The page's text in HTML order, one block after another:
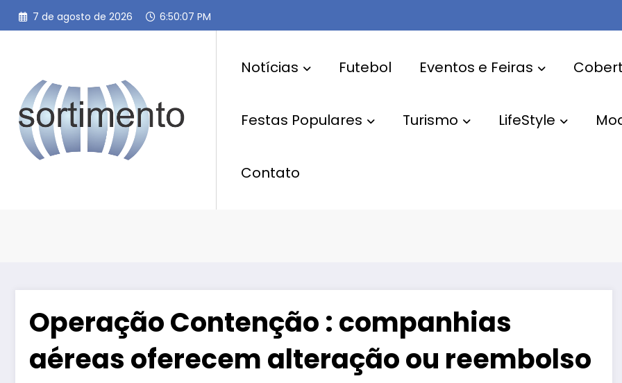
Pular
para
7 de agosto de 2026 6:50:08 PM
Notícias Futebol Eventos e Feiras
Festas Populares Turismo LifeStyle
Contato
Operação Contenção : companhias
aéreas oferecem alteração ou reembolso